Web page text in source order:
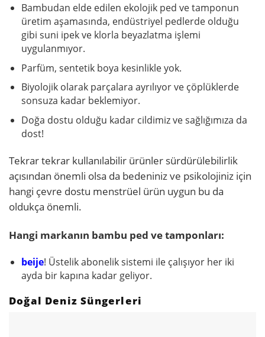
Bambudan elde edilen ekolojik ped ve tamponun
üretim aşamasında, endüstriyel pedlerde olduğu
gibi suni ipek ve klorla beyazlatma işlemi
uygulanmıyor.
Parfüm, sentetik boya kesinlikle yok.
Biyolojik olarak parçalara ayrılıyor ve çöplüklerde
sonsuza kadar beklemiyor.
Doğa dostu olduğu kadar cildimiz ve sağlığımıza da
dost!
Tekrar tekrar kullanılabilir ürünler sürdürülebilirlik
açısından önemli olsa da bedeniniz ve psikolojiniz için
hangi çevre dostu menstrüel ürün uygun bu da
oldukça önemli.
Hangi markanın bambu ped ve tamponları:
beije! Üstelik abonelik sistemi ile çalışıyor her iki
ayda bir kapına kadar geliyor.
Doğal Deniz Süngerleri